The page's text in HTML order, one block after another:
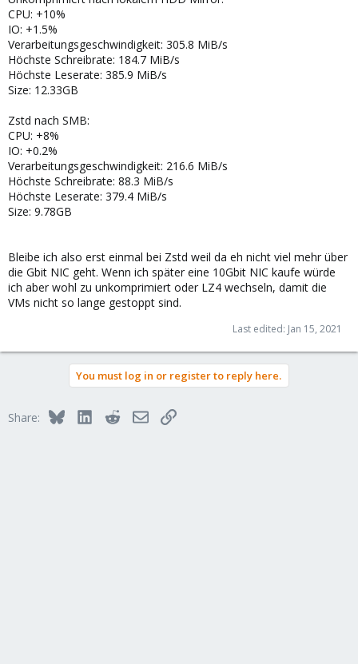
CPU: +10%
IO: +1.5%
Verarbeitungsgeschwindigkeit: 305.8 MiB/s
Höchste Schreibrate: 184.7 MiB/s
Höchste Leserate: 385.9 MiB/s
Size: 12.33GB
Zstd nach SMB:
CPU: +8%
IO: +0.2%
Verarbeitungsgeschwindigkeit: 216.6 MiB/s
Höchste Schreibrate: 88.3 MiB/s
Höchste Leserate: 379.4 MiB/s
Size: 9.78GB
Bleibe ich also erst einmal bei Zstd weil da eh nicht viel mehr über
die Gbit NIC geht. Wenn ich später eine 10Gbit NIC kaufe würde
ich aber wohl zu unkomprimiert oder LZ4 wechseln, damit die
VMs nicht so lange gestoppt sind.
Last edited: Jan 15, 2021
You must log in or register to reply here.
Share: BlueskyLinkedInRedditEmailLink